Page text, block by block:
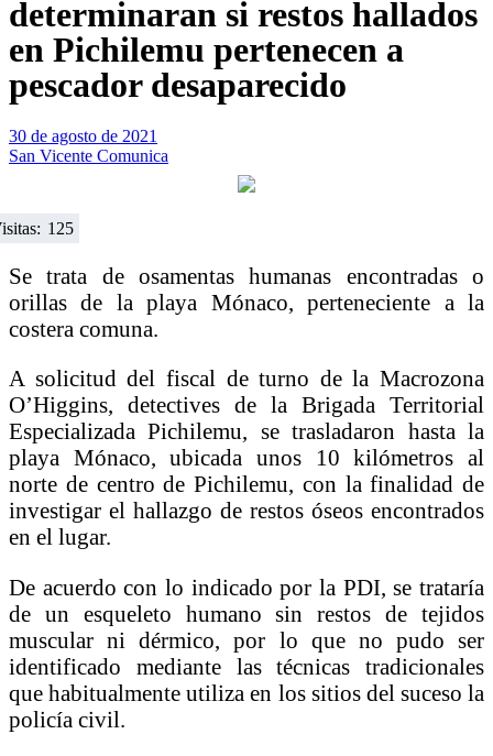
determinaran si restos hallados
en Pichilemu pertenecen a
pescador desaparecido
30 de agosto de 2021
San Vicente Comunica
125
Se trata de osamentas humanas encontradas o
orillas de la playa Mónaco, perteneciente a la
costera comuna.
A solicitud del fiscal de turno de la Macrozona
O’Higgins, detectives de la Brigada Territorial
Especializada Pichilemu, se trasladaron hasta la
playa Mónaco, ubicada unos 10 kilómetros al
norte de centro de Pichilemu, con la finalidad de
investigar el hallazgo de restos óseos encontrados
en el lugar.
De acuerdo con lo indicado por la PDI, se trataría
de un esqueleto humano sin restos de tejidos
muscular ni dérmico, por lo que no pudo ser
identificado mediante las técnicas tradicionales
que habitualmente utiliza en los sitios del suceso la
policía civil.